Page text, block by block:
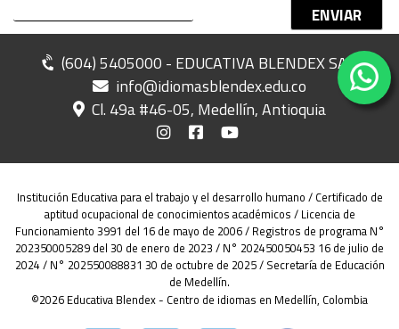
(604) 5405000 - EDUCATIVA BLENDEX SAS
info@idiomasblendex.edu.co
Cl. 49a #46-05, Medellín, Antioquia
ENVIAR
Institución Educativa para el trabajo y el desarrollo humano / Certificado de
aptitud ocupacional de conocimientos académicos / Licencia de
Funcionamiento 3991 del 16 de mayo de 2006 / Registros de programa N°
202350005289 del 30 de enero de 2023 / N° 202450050453 16 de julio de
2024 / N° 202550088831 30 de octubre de 2025 / Secretaría de Educación
de Medellín.
©2026 Educativa Blendex - Centro de idiomas en Medellín, Colombia